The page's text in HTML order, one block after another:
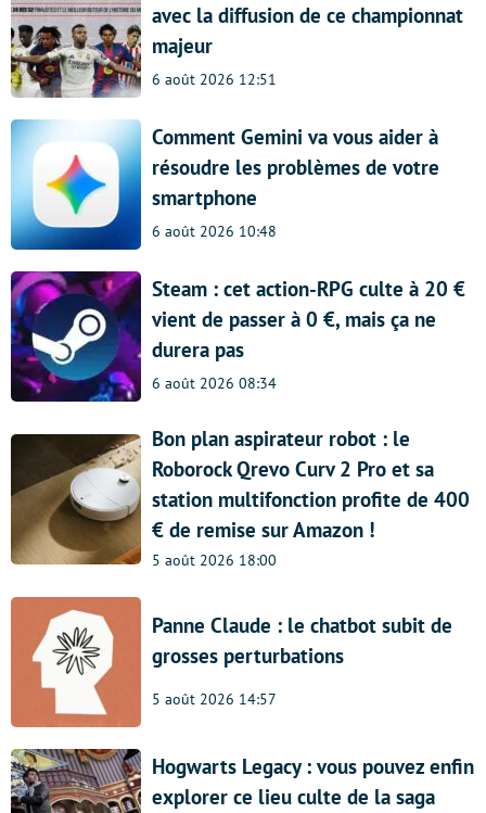
avec la diffusion de ce championnat
majeur
6 août 2026 12:51
Comment Gemini va vous aider à
résoudre les problèmes de votre
smartphone
6 août 2026 10:48
Steam : cet action-RPG culte à 20 €
vient de passer à 0 €, mais ça ne
durera pas
6 août 2026 08:34
Bon plan aspirateur robot : le
Roborock Qrevo Curv 2 Pro et sa
station multifonction profite de 400
€ de remise sur Amazon !
5 août 2026 18:00
Panne Claude : le chatbot subit de
grosses perturbations
5 août 2026 14:57
Hogwarts Legacy : vous pouvez enfin
explorer ce lieu culte de la saga